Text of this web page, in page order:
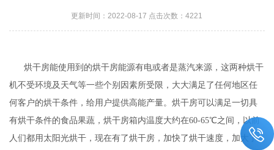
更新时间：2022-08-17 点击次数：4221
烘干房能使用到的烘干房能源有电或者是蒸汽来源，这两种烘干
机不受环境及天气等一些个别因素所受限，大大满足了任何地区任
何客户的烘干条件，给用户提供高能产量。烘干房可以满足一切具
有烘干条件的食品果蔬，烘干房箱内温度大约在60-65℃之间，以前
人们都用太阳光烘干，现在有了烘干房，加快了烘干速度，加大了